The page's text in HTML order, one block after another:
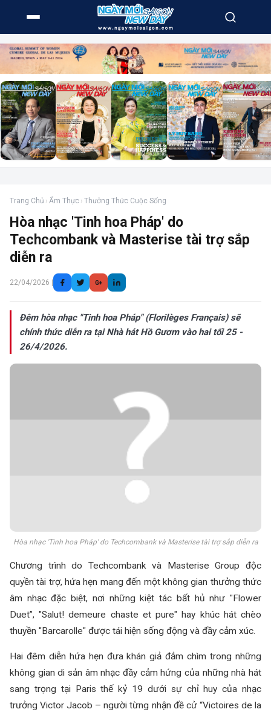
Trang Chủ › Ẩm Thực › Thưởng Thức Cuộc Sống
Hòa nhạc 'Tinh hoa Pháp' do
Techcombank và Masterise tài trợ sắp
diễn ra
22/04/2026 | G+
Đêm hòa nhạc "Tinh hoa Pháp" (Florilèges Français) sẽ
chính thức diễn ra tại Nhà hát Hồ Gươm vào hai tối 25 -
26/4/2026.
Hòa nhạc 'Tinh hoa Pháp' do Techcombank và Masterise tài trợ sắp diễn ra
Chương trình do Techcombank và Masterise Group độc
quyền tài trợ, hứa hẹn mang đến một không gian thưởng thức
âm nhạc đặc biệt, nơi những kiệt tác bất hủ như "Flower
Duet”, "Salut! demeure chaste et pure" hay khúc hát chèo
thuyền "Barcarolle" được tái hiện sống động và đầy cảm xúc.
Hai đêm diễn hứa hẹn đưa khán giả đắm chìm trong những
không gian di sản âm nhạc đầy cảm hứng của những nhà hát
sang trọng tại Paris thế kỷ 19 dưới sự chỉ huy của nhạc
trưởng Victor Jacob – người từng nhận đề cử “Victoires de la